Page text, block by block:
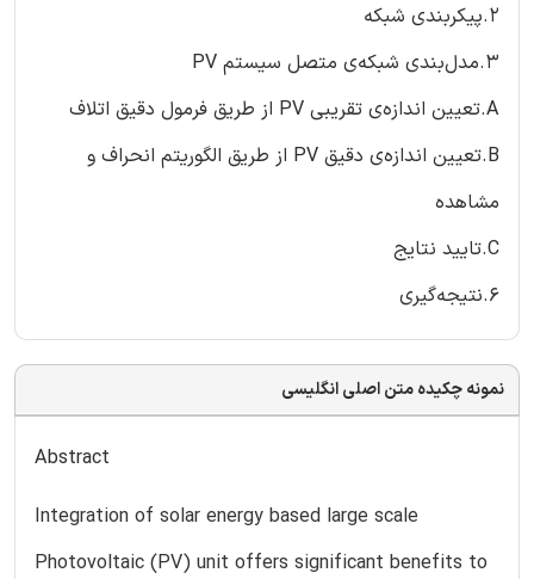
۲.پیکربندی شبکه
۳.مدل‌بندی شبکه‌ی متصل سیستم PV
A.تعیین اندازه‌ی تقریبی PV از طریق فرمول دقیق اتلاف
B.تعیین اندازه‌ی دقیق PV از طریق الگوریتم انحراف و
مشاهده
C.تایید نتایج
۶.نتیجه‌گیری
نمونه چکیده متن اصلی انگلیسی
Abstract
Integration of solar energy based large scale
Photovoltaic (PV) unit offers significant benefits to